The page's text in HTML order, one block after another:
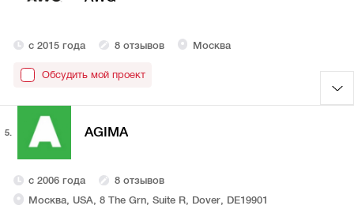
с 2015 года 8 отзывов Москва
Обсудить мой проект
5. AGIMA
с 2006 года
8 отзывов
Москва, USA, 8 The Grn, Suite R, Dover, DE19901